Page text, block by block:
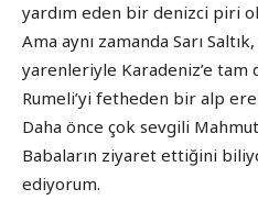
yardım eden bir denizci piri
Ama aynı zamanda Sarı
yarenleriyle Karadeniz’e tam
Rumeli’yi fetheden bir alp
Daha önce çok sevgili
Babaların ziyaret ettiğini
ediyorum.